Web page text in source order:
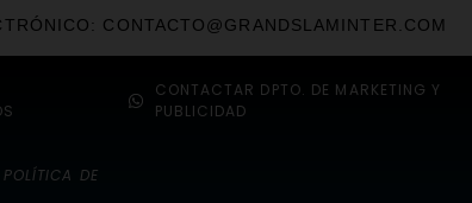
CONTACTO@GRANDSLAMINTER.COM
DE
CONTACTAR DPTO. DE MARKETING Y
PUBLICIDAD